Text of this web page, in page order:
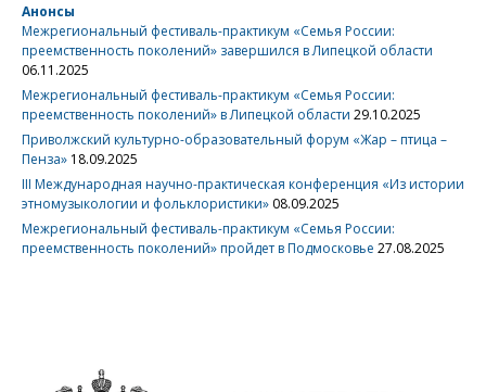
Анонсы
Межрегиональный фестиваль-практикум «Семья России:
преемственность поколений» завершился в Липецкой области
06.11.2025
Межрегиональный фестиваль-практикум «Семья России:
преемственность поколений» в Липецкой области 29.10.2025
Приволжский культурно-образовательный форум «Жар – птица –
Пенза» 18.09.2025
III Международная научно-практическая конференция «Из истории
этномузыкологии и фольклористики» 08.09.2025
Межрегиональный фестиваль-практикум «Семья России:
преемственность поколений» пройдет в Подмосковье 27.08.2025